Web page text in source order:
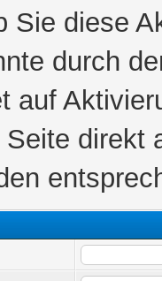
Sie diese
durch
auf
direkt